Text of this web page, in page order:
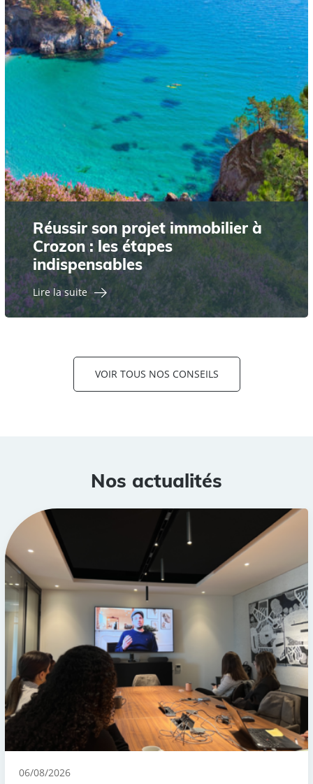
Réussir son projet immobilier à
Crozon : les étapes
indispensables
Lire la suite
VOIR TOUS NOS CONSEILS
Nos actualités
06/08/2026